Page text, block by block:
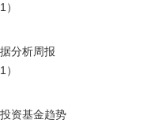
分析周报
资基金趋势